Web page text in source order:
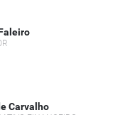
Carvalho